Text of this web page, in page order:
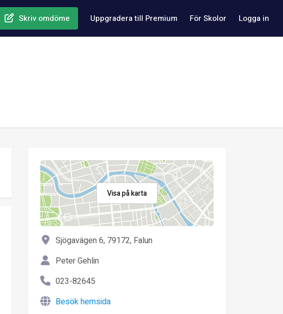
Skriv omdöme Uppgradera till Premium För Skolor Logga in
Visa på karta
Sjögavägen 6, 79172, Falun
Peter Gehlin
023-82645
Besök hemsida